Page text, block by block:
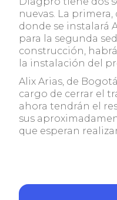
nuevas. La primera,
donde se instalará
para la segunda
construcción,
la instalación del
Alix Arias, de
cargo de cerrar el
ahora tendrán el
sus
que esperan